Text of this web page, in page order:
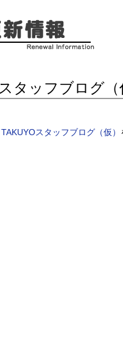
スタッフブログ
TAKUYOスタッフブログ（仮）